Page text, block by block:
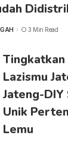
3 Min Read
Lazismu
Jateng-
Unik
Lemu